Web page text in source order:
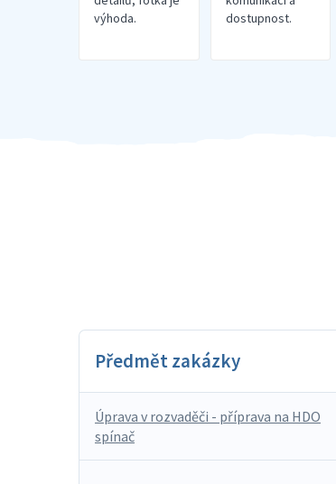
výhoda.
dostupnost.
Předmět zakázky
Úprava v rozvaděči - příprava na HDO
spínač